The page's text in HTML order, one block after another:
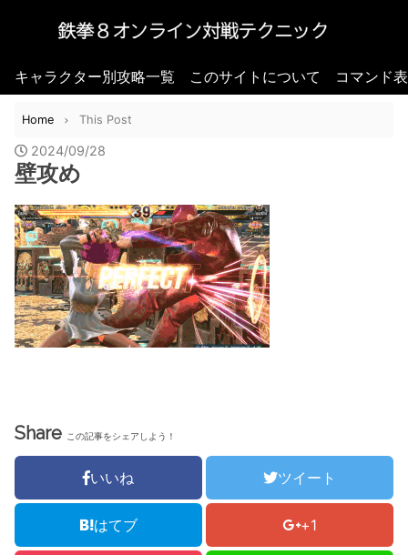
キャラクター別攻略一覧 このサイトについて コマンド
Home This Post
2024/09/28
壁攻め
Share この記事をシェアしよう！
いいね ツイート
はてブ +1